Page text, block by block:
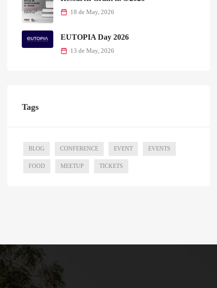
18 de May, 2026
EUTOPIA Day 2026
13 de May, 2026
Tags
BLOG CONFERENCE EVENT EVENTS
FOOD MEETUP TICKETS